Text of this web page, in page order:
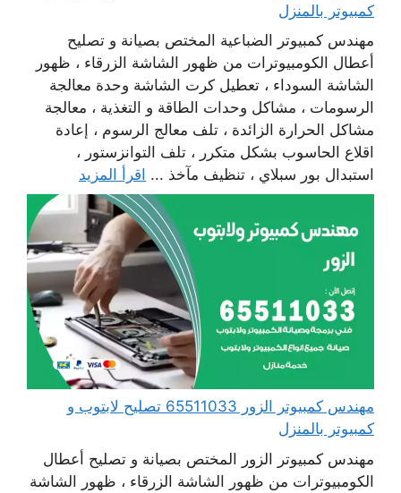
كمبيوتر بالمنزل
مهندس كمبيوتر الضباعية المختص بصيانة و تصليح
أعطال الكومبيوترات من ظهور الشاشة الزرقاء ، ظهور
الشاشة السوداء ، تعطيل كرت الشاشة وحدة معالجة
الرسومات ، مشاكل وحدات الطاقة و التغذية ، معالجة
مشاكل الحرارة الزائدة ، تلف معالج الرسوم ، إعادة
اقلاع الحاسوب بشكل متكرر ، تلف التوانزستور ،
استبدال بور سبلاي ، تنظيف مآخذ ... اقرأ المزيد
مهندس كمبيوتر الزور 65511033 تصليح لابتوب و
كمبيوتر بالمنزل
مهندس كمبيوتر الزور المختص بصيانة و تصليح أعطال
الكومبيوترات من ظهور الشاشة الزرقاء ، ظهور الشاشة